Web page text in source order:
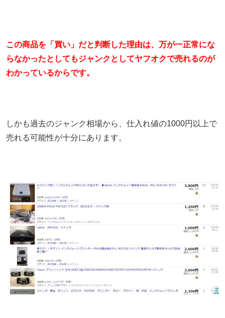
この商品を「買い」だと判断した理由は、万が一正常にな
らなかったとしてもジャンクとしてヤフオクで売れるのが
わかっているからです。
しかも過去のジャンク相場から、仕入れ値の1000円以上で
売れる可能性が十分にあります。